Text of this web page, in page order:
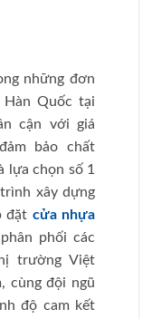
những đơn
Quốc tại
cận với giá
bảo chất
lựa chọn số 1
xây dựng
đặt cửa nhựa
phối các
trường Việt
cùng đội ngũ
độ cam kết